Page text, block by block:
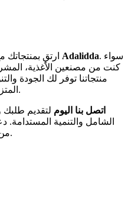
Adalidda. سواء
كنت من مصنعين الأغذية،
منتجاتنا توفر لك الجودة
المتزايد على المنتجات النباتية والطبيعية.
اتصل بنا اليوم لتقديم طلبك
الشامل والتنمية المستدامة.
من أفريقيا إلى الأسواق العالمية—معاً.